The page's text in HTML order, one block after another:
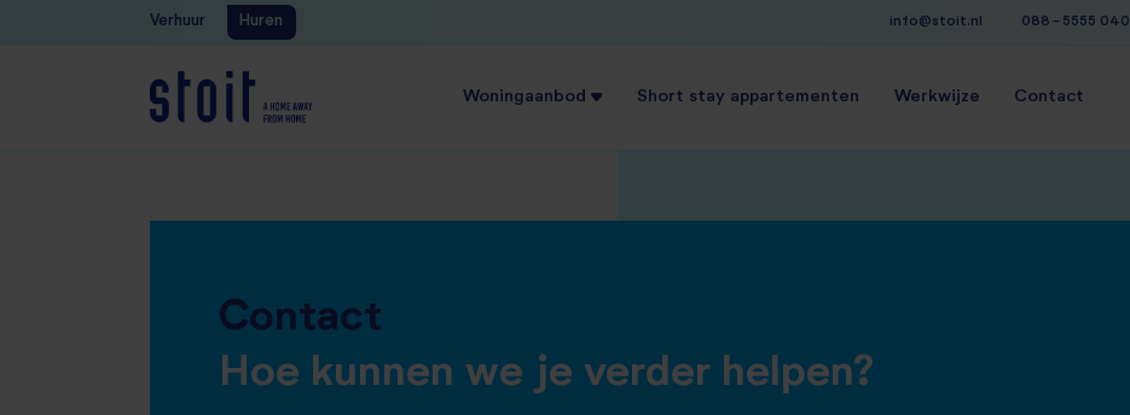
Verhuur Huren info@stoit.nl 088 - 5555 040
Woningaanbod Short stay appartementen Werkwijze Contact
Contact
Hoe kunnen we je verder helpen?